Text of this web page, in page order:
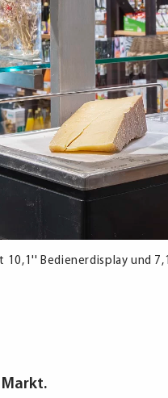
10,1'' Bedienerdisplay und